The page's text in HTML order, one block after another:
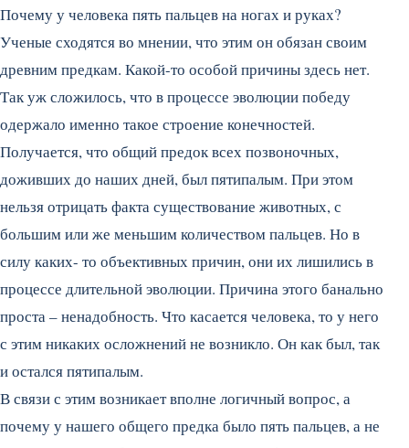
Почему у человека пять пальцев на ногах и руках?
Ученые сходятся во мнении, что этим он обязан своим
древним предкам. Какой-то особой причины здесь нет.
Так уж сложилось, что в процессе эволюции победу
одержало именно такое строение конечностей.
Получается, что общий предок всех позвоночных,
доживших до наших дней, был пятипалым. При этом
нельзя отрицать факта существование животных, с
большим или же меньшим количеством пальцев. Но в
силу каких- то объективных причин, они их лишились в
процессе длительной эволюции. Причина этого банально
проста – ненадобность. Что касается человека, то у него
с этим никаких осложнений не возникло. Он как был, так
и остался пятипалым.
В связи с этим возникает вполне логичный вопрос, а
почему у нашего общего предка было пять пальцев, а не